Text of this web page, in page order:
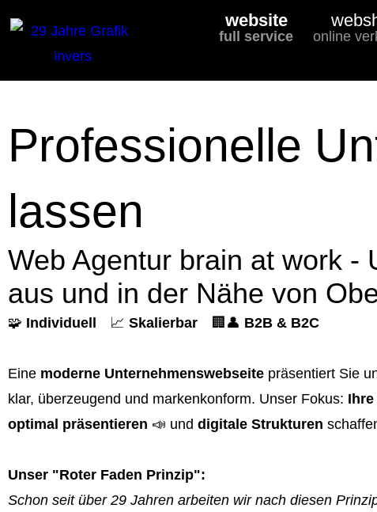
website
full service online
Professionelle
lassen
Web Agentur brain at work -
aus und in der Nähe von
🧩 Individuell 📈 Skalierbar 🏢👤 B2B & B2C
Eine moderne Unternehmenswebseite präsentiert Sie
klar, überzeugend und markenkonform. Unser Fokus:
optimal präsentieren 📣 und digitale Strukturen
Unser "Roter Faden Prinzip":
Schon seit über 29 Jahren arbeiten wir nach diesen